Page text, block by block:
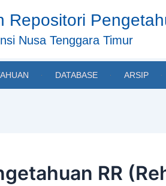
Repositori
Nusa Tenggara Timur
DATABASE ARSIP
RR